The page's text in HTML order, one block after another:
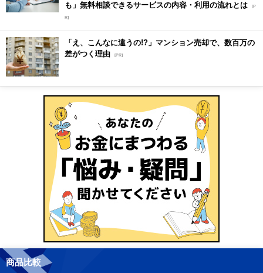
も」無料相談できるサービスの内容・利用の流れとは [P
R]
「え、こんなに違うの!?」マンション売却で、数百万の
差がつく理由 [PR]
商品比較